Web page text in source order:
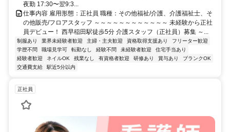
夜勤 17:30〜翌9:3...
仕事内容 雇用形態：正社員 職種：その他福祉/介護、介護福祉士、そ
の他販売/フロアスタッフ ～～～～～～～～～～～～ 未経験から正社
員デビュー！ 西早稲田駅徒歩5分 介護スタッフ（正社員）募集 ～...
制服あり 業界未経験者歓迎 主婦・主夫歓迎 資格取得支援あり
フリーター歓迎
学歴不問
職場見学可 転勤なし 経験不問 未経験者歓迎
住宅手当あり
経験者歓迎
ネイルOK 残業なし 有資格者歓迎 研修あり 賞与あり
ブランクOK
交通費支給
駅近5分以内
正社員